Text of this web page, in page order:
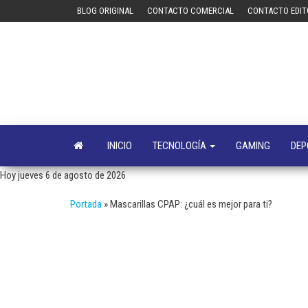
BLOG ORIGINAL CONTACTO COMERCIAL CONTACTO
INICIO TECNOLOGÍA GAMING
Hoy jueves 6 de agosto de 2026
Portada »Mascarillas CPAP: ¿cuál es mejor para ti?